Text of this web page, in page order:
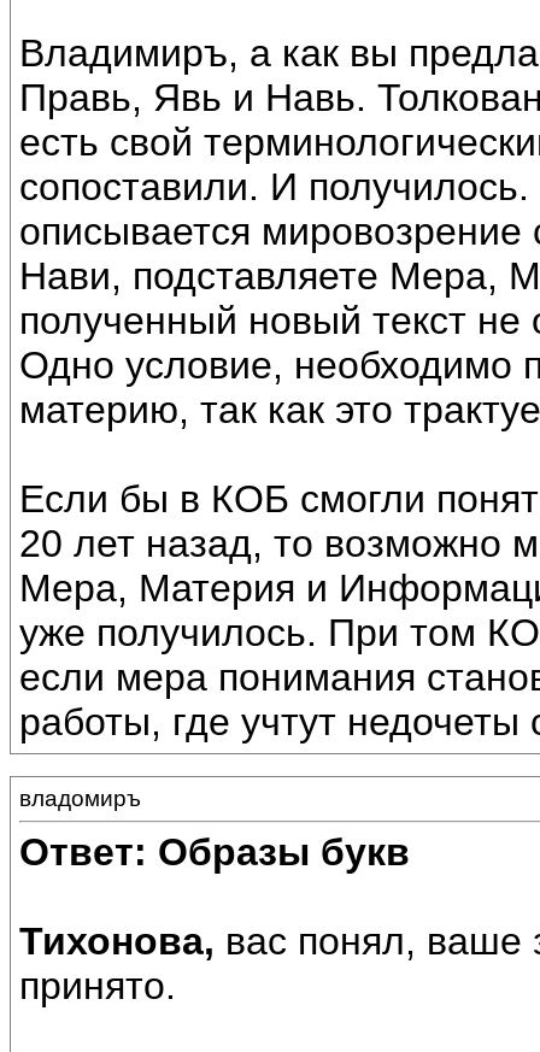
Владимиръ, а как вы
Правь, Явь и Навь.
есть свой
сопоставили. И
описывается
Нави, подставляете Мера,
полученный новый текст не
Одно условие, необходимо
материю, так как это
Если бы в КОБ смогли
20 лет назад, то возможно
Мера, Материя и
уже получилось. При том
если мера понимания
работы, где учтут недочеты
владомиръ
Ответ: Образы букв
Тихонова, вас понял, ваше
принято.